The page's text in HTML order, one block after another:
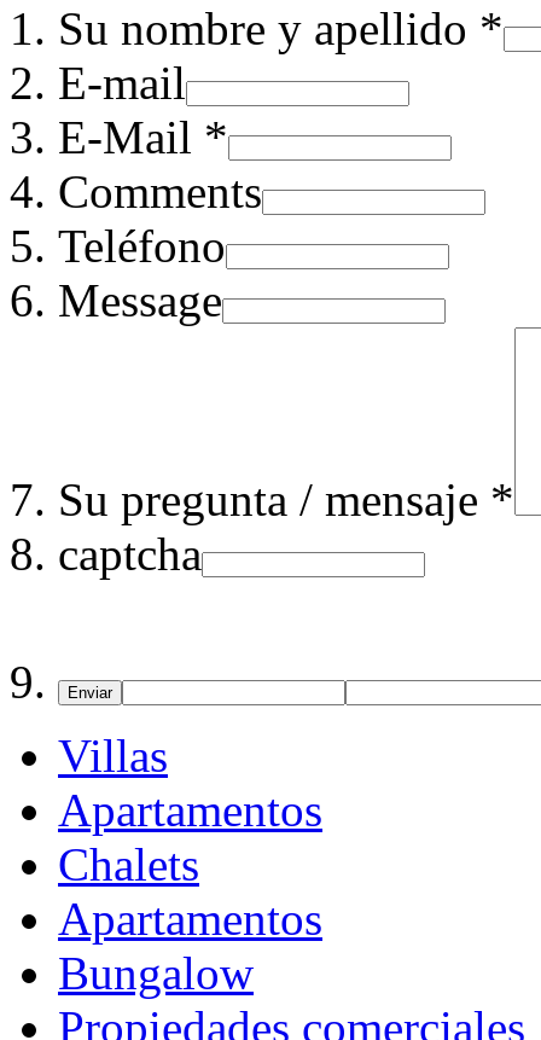
Su nombre y apellido *
E-mail
E-Mail *
Comments
Teléfono
Message
Su pregunta / mensaje *
captcha
Enviar
Villas
Apartamentos
Chalets
Apartamentos
Bungalow
Propiedades comerciales